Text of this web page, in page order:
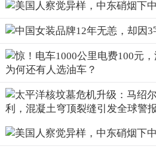
欧盟当前陷入了双重困局之中。
动切断了来自俄罗斯与白俄罗斯
要的化肥来源；另一方面，本土
价长期维持在每百万英热单位18
成本较亚洲同行高出62%，多数
态，无法正常生产。